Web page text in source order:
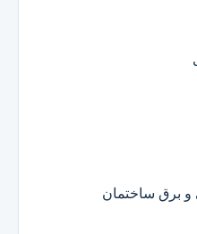
و برق ساختمان